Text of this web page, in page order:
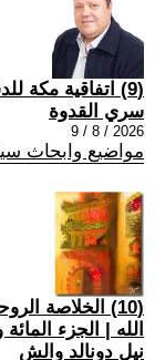
(9) اتفاقية مكة للدفاع المشترك
سري القدوة
2026 / 8 / 9
مواضيع وابحاث
(10) الخلاصة
الله | الجزء
نيل دونالد والش